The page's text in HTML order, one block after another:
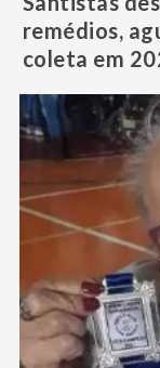
remédios,
coleta em